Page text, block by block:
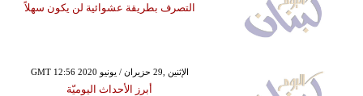
التصرف بطريقة عشوائية لن يكون سهلاً
GMT 12:56 2020 الإثنين ,29 حزيران / يونيو
أبرز الأحداث اليوميّة